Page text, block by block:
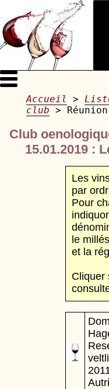
Accueil >
club >
Club
15.01.2019 :
Les
par
Pour
le
et la
Cliquer